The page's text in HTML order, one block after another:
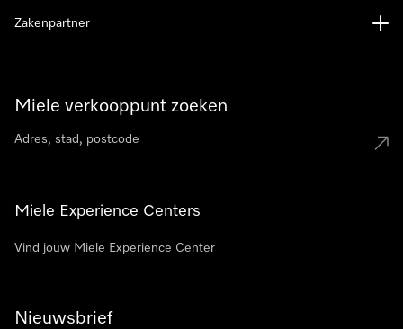
Miele verkooppunt zoeken
Miele Experience Centers
Vind jouw Miele Experience Center
Nieuwsbrief
Zakenpartner